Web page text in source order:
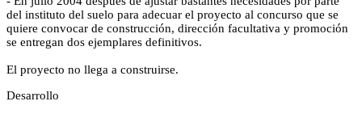
del instituto del suelo para adecuar el proyecto al concurso que se
quiere convocar de construcción, dirección facultativa y promoción
se entregan dos ejemplares definitivos.
El proyecto no llega a construirse.
Desarrollo